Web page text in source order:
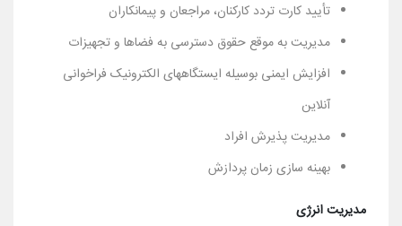
تأیید کارت تردد کارکنان، مراجعان و پیمانکاران
مدیریت به موقع حقوق دسترسی به فضاها و تجهیزات
افزایش ایمنی بوسیله ایستگاههای الکترونیک فراخوانی
آنلاین
مدیریت پذیرش افراد
بهینه سازی زمان پردازش
مدیریت انرژی